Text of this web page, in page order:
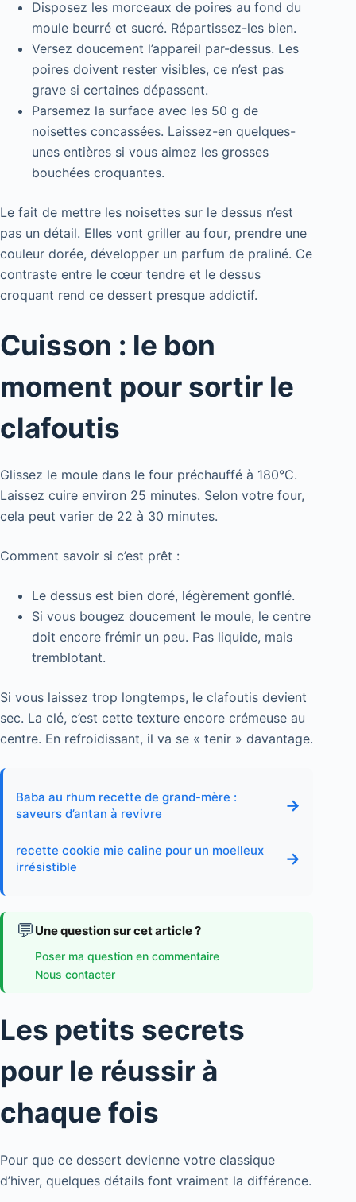
Disposez les morceaux de poires au fond du
moule beurré et sucré. Répartissez-les bien.
Versez doucement l’appareil par-dessus. Les
poires doivent rester visibles, ce n’est pas
grave si certaines dépassent.
Parsemez la surface avec les 50 g de
noisettes concassées. Laissez-en quelques-
unes entières si vous aimez les grosses
bouchées croquantes.
Le fait de mettre les noisettes sur le dessus n’est
pas un détail. Elles vont griller au four, prendre une
couleur dorée, développer un parfum de praliné. Ce
contraste entre le cœur tendre et le dessus
croquant rend ce dessert presque addictif.
Cuisson : le bon
moment pour sortir le
clafoutis
Glissez le moule dans le four préchauffé à 180°C.
Laissez cuire environ 25 minutes. Selon votre four,
cela peut varier de 22 à 30 minutes.
Comment savoir si c’est prêt :
Le dessus est bien doré, légèrement gonflé.
Si vous bougez doucement le moule, le centre
doit encore frémir un peu. Pas liquide, mais
tremblotant.
Si vous laissez trop longtemps, le clafoutis devient
sec. La clé, c’est cette texture encore crémeuse au
centre. En refroidissant, il va se « tenir » davantage.
Baba au rhum recette de grand-mère :
saveurs d’antan à revivre
→
recette cookie mie caline pour un moelleux
irrésistible
→
💬 Une question sur cet article ?
Poser ma question en commentaire
Nous contacter
Les petits secrets
pour le réussir à
chaque fois
Pour que ce dessert devienne votre classique
d’hiver, quelques détails font vraiment la différence.